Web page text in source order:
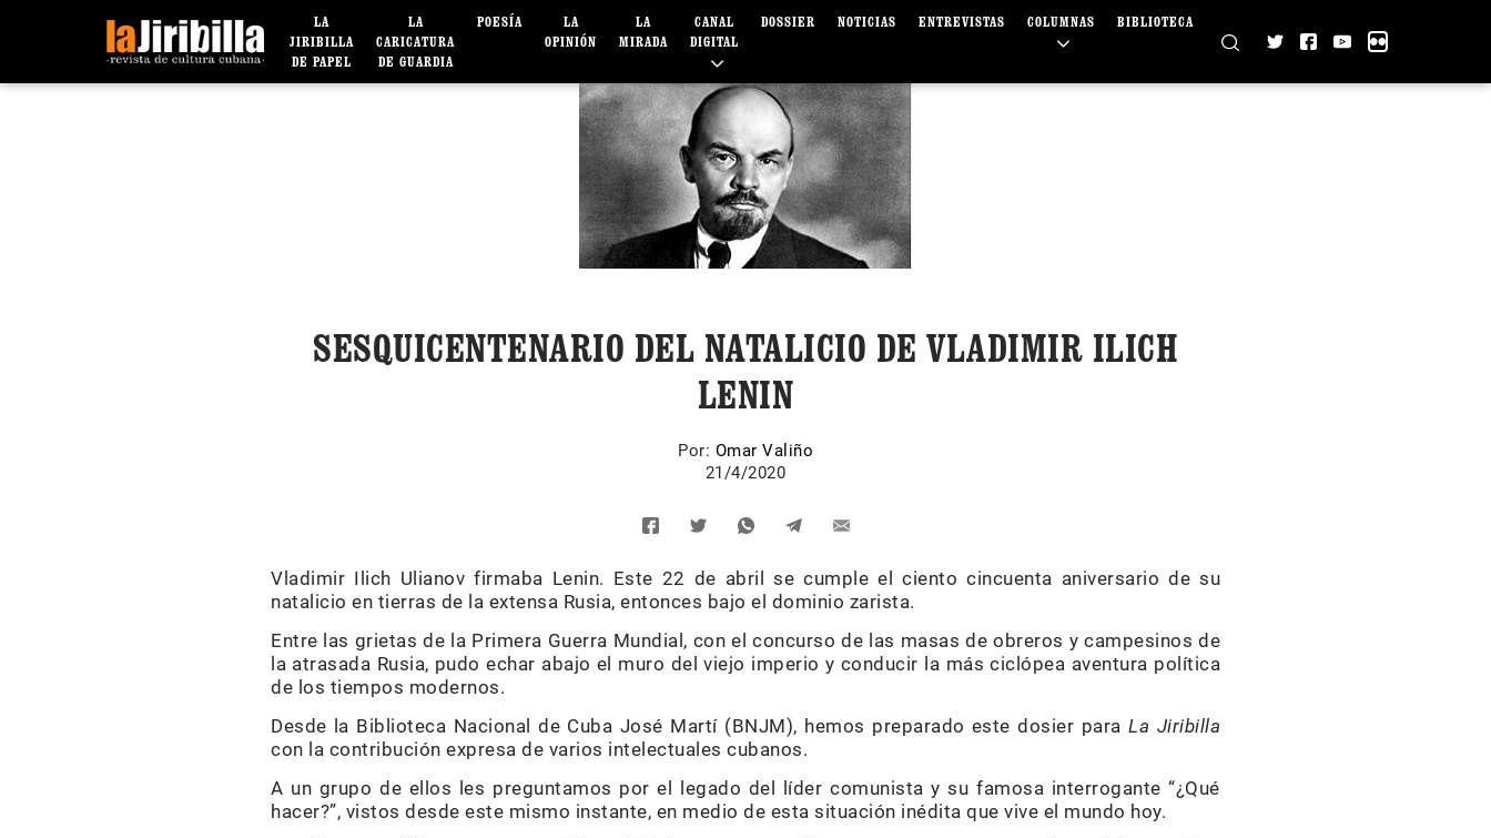
LA
JIRIBILLA
DE PAPEL
LA
CARICATURA
DE GUARDIA
POESÍA
LA
OPINIÓN
LA
MIRADA
CANAL
DIGITAL
DOSSIER NOTICIAS ENTREVISTAS COLUMNAS BIBLIOTECA
SESQUICENTENARIO DEL NATALICIO DE VLADIMIR ILICH
LENIN
Por: Omar Valiño
21/4/2020
Vladimir Ilich Ulianov firmaba Lenin. Este 22 de abril se cumple el ciento cincuenta aniversario de su
natalicio en tierras de la extensa Rusia, entonces bajo el dominio zarista.
Entre las grietas de la Primera Guerra Mundial, con el concurso de las masas de obreros y campesinos de
la atrasada Rusia, pudo echar abajo el muro del viejo imperio y conducir la más ciclópea aventura política
de los tiempos modernos.
Desde la Biblioteca Nacional de Cuba José Martí (BNJM), hemos preparado este dosier paraLa Jiribilla
con la contribución expresa de varios intelectuales cubanos.
A un grupo de ellos les preguntamos por el legado del líder comunista y su famosa interrogante “¿Qué
hacer?”, vistos desde este mismo instante, en medio de esta situación inédita que vive el mundo hoy.